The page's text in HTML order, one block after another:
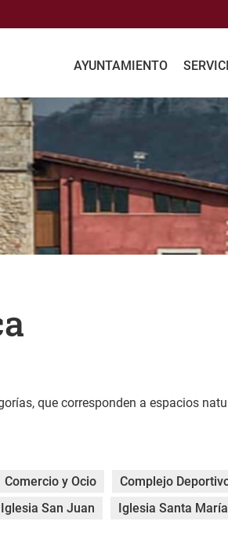
AYUNTAMIENTO
que corresponden a espacios
Comercio y Ocio Complejo
Iglesia San Juan Iglesia Santa María